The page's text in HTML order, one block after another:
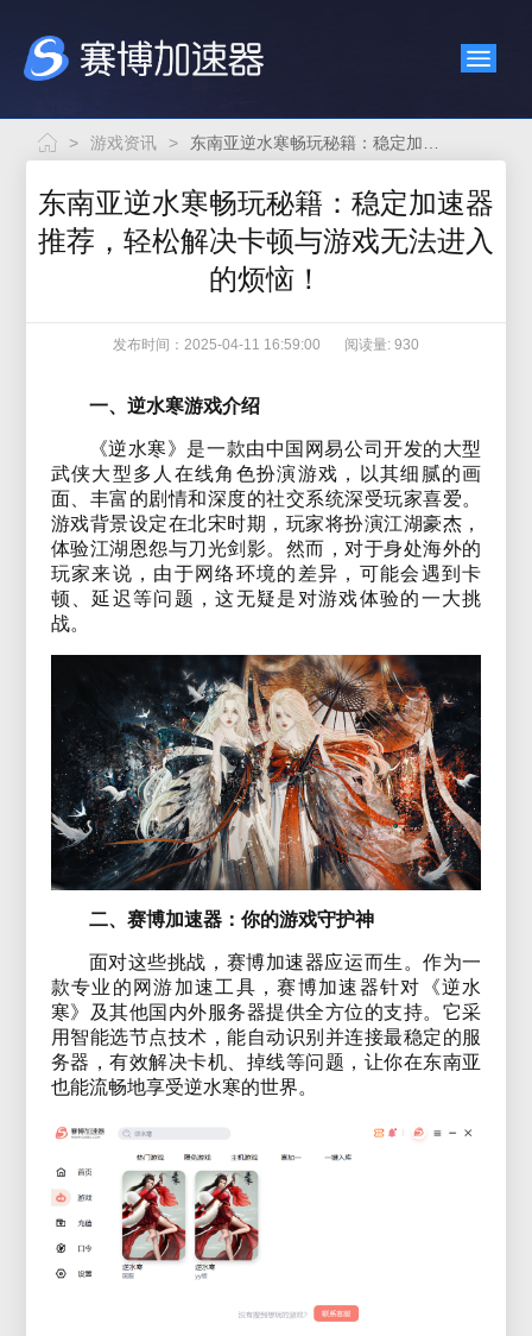
> 游戏资讯 >
东南亚逆水寒畅玩秘籍：稳定加速器
推荐，轻松解决卡顿与游戏无法进入
的烦恼！
发布时间：2025-04-11 16:59:00 阅读量: 930
一、逆水寒游戏介绍
《逆水寒》是一款由中国网易公司开发的大型
武侠大型多人在线角色扮演游戏，以其细腻的画
面、丰富的剧情和深度的社交系统深受玩家喜爱。
游戏背景设定在北宋时期，玩家将扮演江湖豪杰，
体验江湖恩怨与刀光剑影。然而，对于身处海外的
玩家来说，由于网络环境的差异，可能会遇到卡
顿、延迟等问题，这无疑是对游戏体验的一大挑
战。
二、赛博加速器：你的游戏守护神
面对这些挑战，赛博加速器应运而生。作为一
款专业的网游加速工具，赛博加速器针对《逆水
寒》及其他国内外服务器提供全方位的支持。它采
用智能选节点技术，能自动识别并连接最稳定的服
务器，有效解决卡机、掉线等问题，让你在东南亚
也能流畅地享受逆水寒的世界。